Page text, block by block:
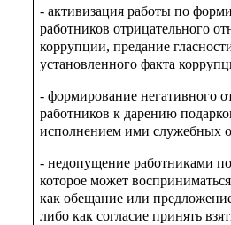
- активизация работы по
работников отрицательного
коррупции, предание
установленного факта
- формирование негативного
работников к дарению
исполнением ими служебных
- недопущение работниками
которое может
как обещание или
либо как согласие принять